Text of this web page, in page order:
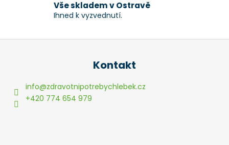
p
i
u
Vše skladem v Ostravě
Ihned k vyzvednutí.
Kontakt
info@zdravotnipotrebychlebek.cz
+420 774 654 979